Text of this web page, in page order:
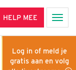
HELP MEE
Log in of meld je
gratis aan en volg